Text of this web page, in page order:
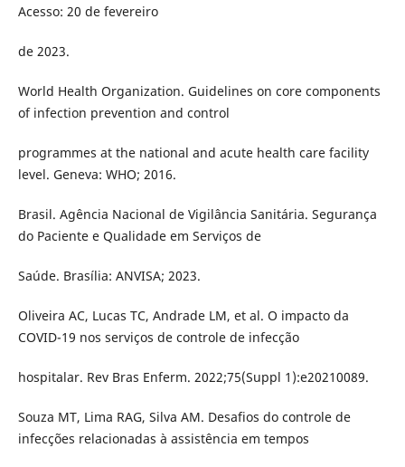
Acesso: 20 de fevereiro
de 2023.
World Health Organization. Guidelines on core components
of infection prevention and control
programmes at the national and acute health care facility
level. Geneva: WHO; 2016.
Brasil. Agência Nacional de Vigilância Sanitária. Segurança
do Paciente e Qualidade em Serviços de
Saúde. Brasília: ANVISA; 2023.
Oliveira AC, Lucas TC, Andrade LM, et al. O impacto da
COVID-19 nos serviços de controle de infecção
hospitalar. Rev Bras Enferm. 2022;75(Suppl 1):e20210089.
Souza MT, Lima RAG, Silva AM. Desafios do controle de
infecções relacionadas à assistência em tempos